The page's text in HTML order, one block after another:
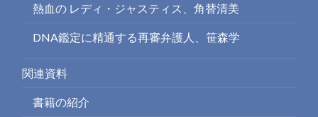
熱血の レディ・ジャスティス、角替清美
DNA鑑定に精通する再審弁護人、笹森学
関連資料
書籍の紹介